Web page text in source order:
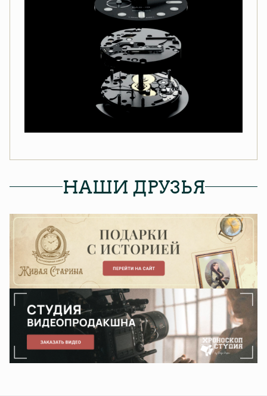
НАШИ ДРУЗЬЯ